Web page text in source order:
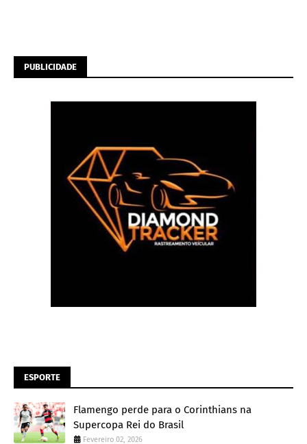
PUBLICIDADE
ESPORTE
Flamengo perde para o Corinthians na
Supercopa Rei do Brasil
Fevereiro 02, 2026